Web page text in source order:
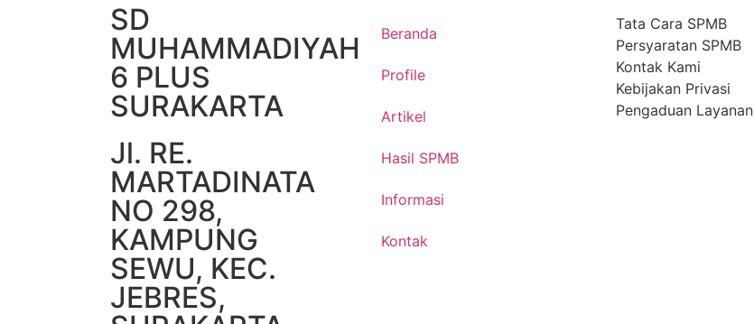
SD
MUHAMMADIYAH
6 PLUS
SURAKARTA
Jl. RE.
MARTADINATA
NO 298,
KAMPUNG
SEWU, KEC.
JEBRES,
Beranda
Profile
Artikel
Hasil SPMB
Informasi
Kontak
Tata Cara SPMB
Persyaratan SPMB
Kontak Kami
Kebijakan Privasi
Pengaduan Layanan